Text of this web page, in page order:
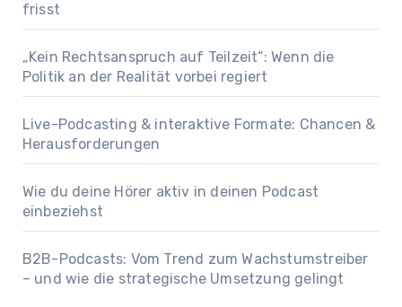
frisst
„Kein Rechtsanspruch auf Teilzeit“: Wenn die
Politik an der Realität vorbei regiert
Live-Podcasting & interaktive Formate: Chancen &
Herausforderungen
Wie du deine Hörer aktiv in deinen Podcast
einbeziehst
B2B-Podcasts: Vom Trend zum Wachstumstreiber
– und wie die strategische Umsetzung gelingt